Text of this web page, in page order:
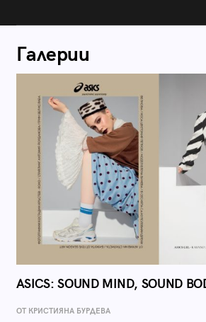
Галерии
ASICS: SOUND MIND, SOUND
ОТ КРИСТИЯНА БУРДЕВА